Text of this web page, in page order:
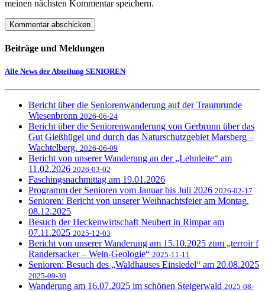
meinen nächsten Kommentar speichern.
Beiträge und Meldungen
Alle News der Abteilung SENIOREN
Bericht über die Seniorenwanderung auf der Traumrunde
Wiesenbronn 2026-06-24
Bericht über die Seniorenwanderung von Gerbrunn über das
Gut Gießhügel und durch das Naturschutzgebiet Marsberg –
Wachtelberg. 2026-06-09
Bericht von unserer Wanderung an der „Lehnleite“ am
11.02.2026 2026-03-02
Faschingsnachmittag am 19.01.2026
Programm der Senioren vom Januar bis Juli 2026 2026-02-17
Senioren: Bericht von unserer Weihnachtsfeier am Montag,
08.12.2025
Besuch der Heckenwirtschaft Neubert in Rimpar am
07.11.2025 2025-12-03
Bericht von unserer Wanderung am 15.10.2025 zum „terroir f
Randersacker – Wein-Geologie“ 2025-11-11
Senioren: Besuch des „Waldhauses Einsiedel“ am 20.08.2025
2025-09-30
Wanderung am 16.07.2025 im schönen Steigerwald 2025-08-